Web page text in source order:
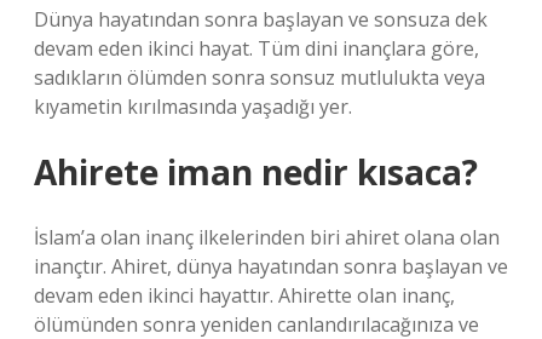
Dünya hayatından sonra başlayan ve sonsuza dek
devam eden ikinci hayat. Tüm dini inançlara göre,
sadıkların ölümden sonra sonsuz mutlulukta veya
kıyametin kırılmasında yaşadığı yer.
Ahirete iman nedir kısaca?
İslam’a olan inanç ilkelerinden biri ahiret olana olan
inançtır. Ahiret, dünya hayatından sonra başlayan ve
devam eden ikinci hayattır. Ahirette olan inanç,
ölümünden sonra yeniden canlandırılacağınıza ve